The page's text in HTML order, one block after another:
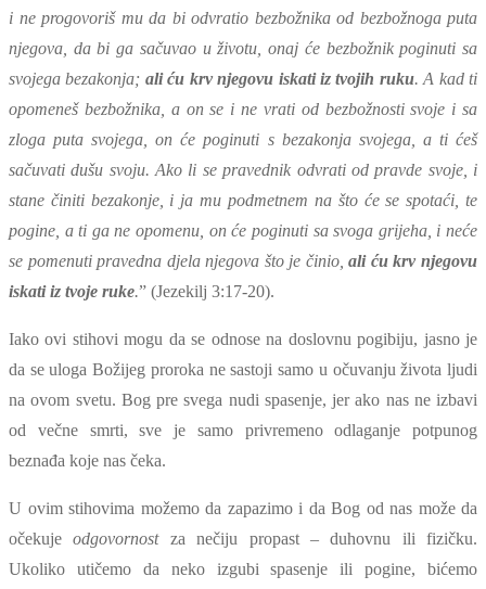
i ne progovoriš mu da bi odvratio bezbožnika od bezbožnoga puta
njegova, da bi ga sačuvao u životu, onaj će bezbožnik poginuti sa
svojega bezakonja; ali ću krv njegovu iskati iz tvojih ruku. A kad ti
opomeneš bezbožnika, a on se i ne vrati od bezbožnosti svoje i sa
zloga puta svojega, on će poginuti s bezakonja svojega, a ti ćeš
sačuvati dušu svoju. Ako li se pravednik odvrati od pravde svoje, i
stane činiti bezakonje, i ja mu podmetnem na što će se spotaći, te
pogine, a ti ga ne opomenu, on će poginuti sa svoga grijeha, i neće
se pomenuti pravedna djela njegova što je činio,ali ću krv njegovu
iskati iz tvoje ruke.” (Jezekilj 3:17-20).
Iako ovi stihovi mogu da se odnose na doslovnu pogibiju, jasno je
da se uloga Božijeg proroka ne sastoji samo u očuvanju života ljudi
na ovom svetu. Bog pre svega nudi spasenje, jer ako nas ne izbavi
od večne smrti, sve je samo privremeno odlaganje potpunog
beznađa koje nas čeka.
U ovim stihovima možemo da zapazimo i da Bog od nas može da
očekujeodgovornostza nečiju propast – duhovnu ili fizičku.
Ukoliko utičemo da neko izgubi spasenje ili pogine, bićemo